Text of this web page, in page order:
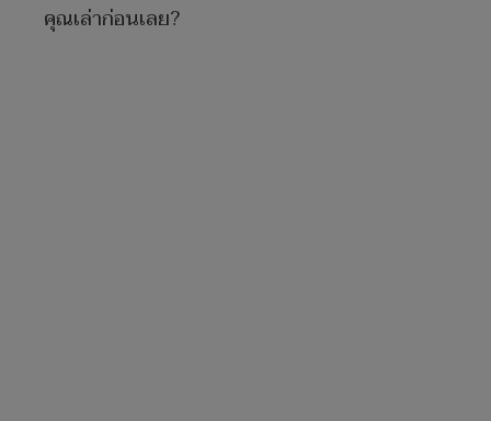
คุณเล่าก่อนเลย?